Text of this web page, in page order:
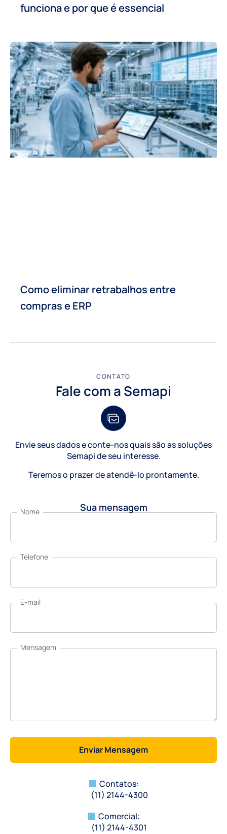
funciona e por que é essencial
Como eliminar retrabalhos entre
compras e ERP
CONTATO
Fale com a Semapi
Envie seus dados e conte-nos quais são as soluções
Semapi de seu interesse.
Teremos o prazer de atendê-lo prontamente.
Sua mensagem
Nome
Telefone
E-mail
Mensagem
Enviar Mensagem
Contatos:
(11) 2144-4300
Comercial:
(11) 2144-4301